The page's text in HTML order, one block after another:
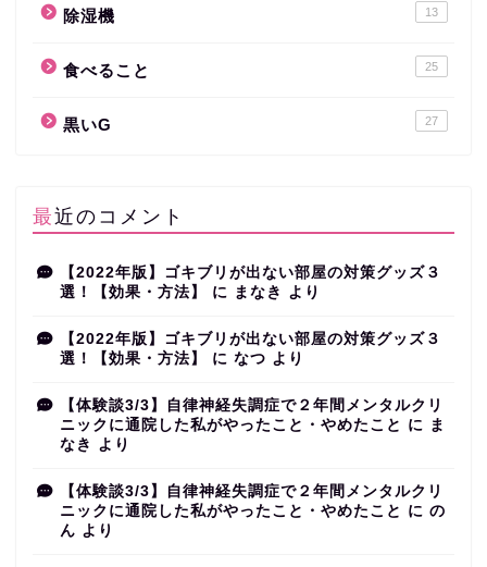
除湿機 13
食べること 25
黒いG 27
最近のコメント
【2022年版】ゴキブリが出ない部屋の対策グッズ３
選！【効果・方法】
に まなき より
【2022年版】ゴキブリが出ない部屋の対策グッズ３
選！【効果・方法】
に なつ より
【体験談3/3】自律神経失調症で２年間メンタルクリ
ニックに通院した私がやったこと・やめたこと に
ま
なき
より
【体験談3/3】自律神経失調症で２年間メンタルクリ
ニックに通院した私がやったこと・やめたこと に の
ん より